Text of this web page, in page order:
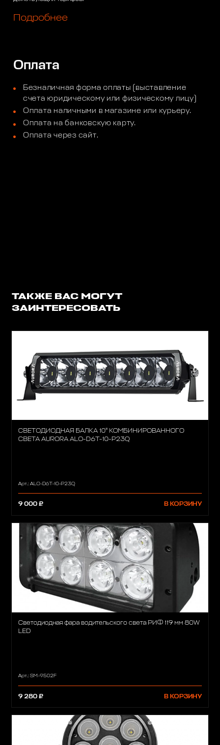
Подробнее
Оплата
Безналичная форма оплаты (выставление
счета юридическому или физическому лицу)
Оплата наличными в магазине или курьеру.
Оплата на банковскую карту.
Оплата через сайт.
ТАКЖЕ ВАС МОГУТ
ЗАИНТЕРЕСОВАТЬ
СВЕТОДИОДНАЯ БАЛКА 10" КОМБИНИРОВАННОГО
СВЕТА AURORA ALO-D6T-10-P23Q
Арт.: ALO-D6T-10-P23Q
9 000 ₽ В КОРЗИНУ
Светодиодная фара водительского света РИФ 119 мм 80W
LED
Арт.: SM-9502F
9 280 ₽ В КОРЗИНУ